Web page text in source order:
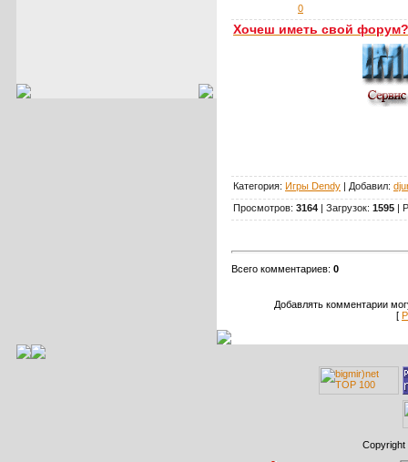
0
Хочеш иметь свой форум?
Категория: Игры Dendy | Добавил:
Просмотров: 3164 | Загрузок: 1595 |
Всего комментариев: 0
Добавлять комментарии
[